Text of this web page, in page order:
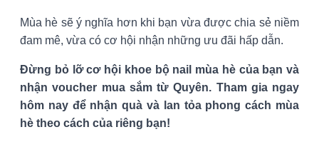
Mùa hè sẽ ý nghĩa hơn khi bạn vừa được chia sẻ niềm
đam mê, vừa có cơ hội nhận những ưu đãi hấp dẫn.
Đừng bỏ lỡ cơ hội khoe bộ nail mùa hè của bạn và
nhận voucher mua sắm từ Quyên. Tham gia ngay
hôm nay để nhận quà và lan tỏa phong cách mùa
hè theo cách của riêng bạn!